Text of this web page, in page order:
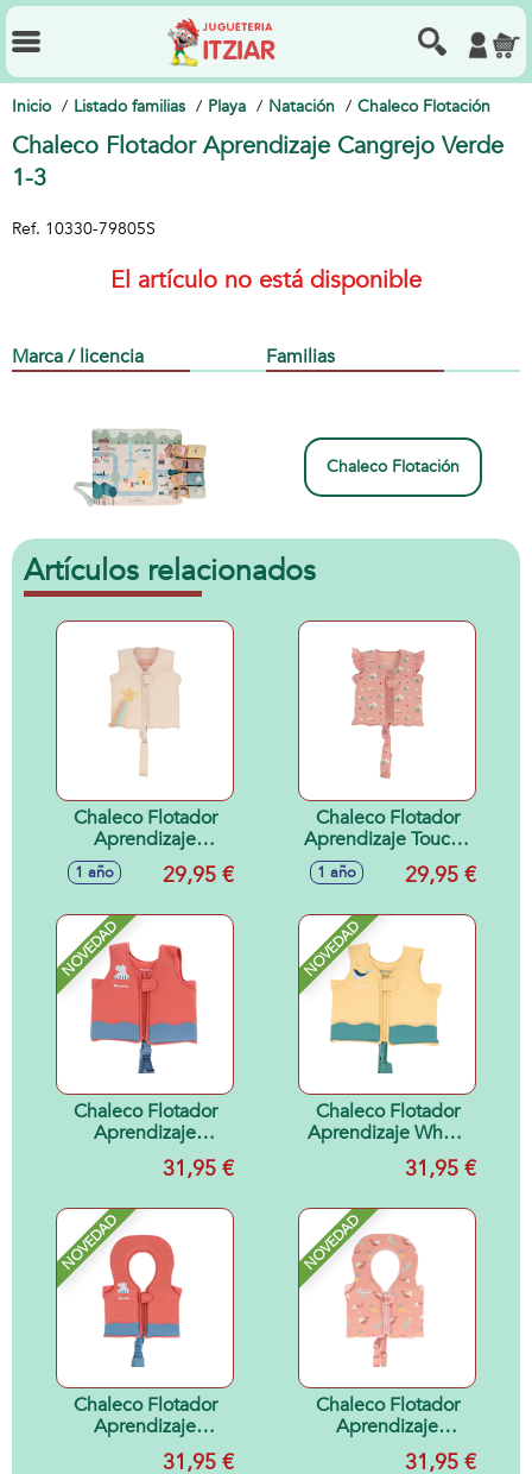
Inicio Listado familias Playa Natación Chaleco Flotación
Chaleco Flotador Aprendizaje Cangrejo Verde
1-3
Ref. 10330-79805S
El artículo no está disponible
Marca / licencia Familias
Chaleco Flotación
Artículos relacionados
Chaleco Flotador
Aprendizaje
Starlight 1-2 años
1 año 29,95 €
Chaleco Flotador
Aprendizaje Toucan
1-2 años
1 año 29,95 €
NOVEDAD
Chaleco Flotador
Aprendizaje
Hippos 2-3 años
31,95 €
NOVEDAD
Chaleco Flotador
Aprendizaje Whale
Teal 2-3 años31,95 €
NOVEDAD
Chaleco Flotador
Aprendizaje
Hippos Talla 1-2
31,95 €
NOVEDAD
Chaleco Flotador
Aprendizaje
Mermaid Cats Talla
31,95 €